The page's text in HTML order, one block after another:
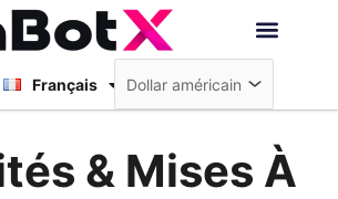
Français
Deutsch
日本語
& Mises À